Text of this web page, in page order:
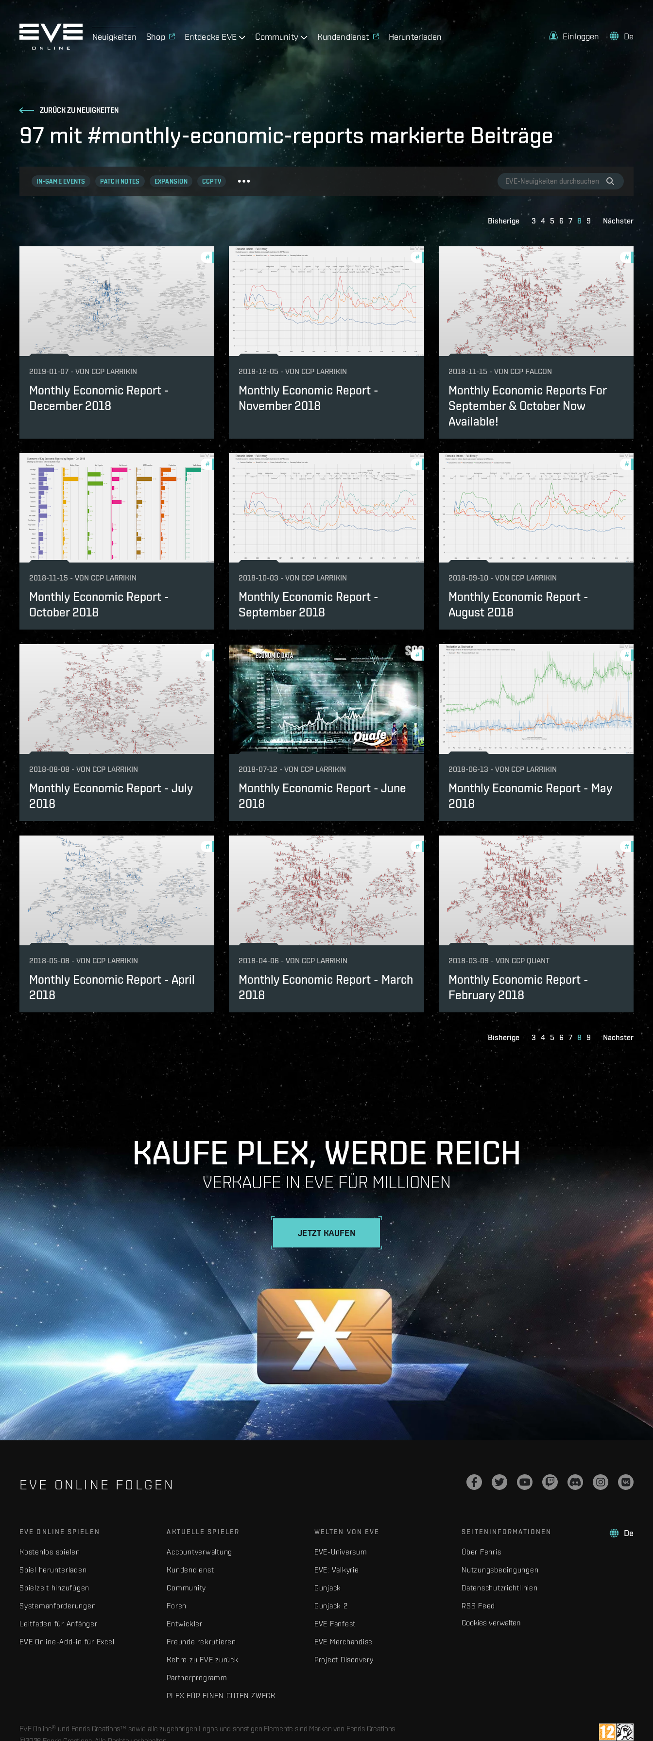
Neuigkeiten Shop Entdecke EVE Community Kundendienst Herunterladen Einloggen De
ZURÜCK ZU NEUIGKEITEN
97 mit #monthly-economic-reports markierte Beiträge
IN-GAME EVENTS PATCH NOTES EXPANSION CCPTV
Bisherige 3 4 5 6 7 8 9 Nächster
# monthly-economic-reports
2019-01-07 - VON CCP LARRIKIN
Monthly Economic Report -
December 2018
#monthly-economic-reports
2018-12-05 -VON CCP LARRIKIN
Monthly Economic Report -
November 2018
#
2018-11-15 - VON CCP FALCON
Monthly Economic Reports For
September & October Now
Available!
# monthly-economic-reports
2018-11-15 - VON CCP LARRIKIN
Monthly Economic Report -
October 2018
#monthly-economic-reports
2018-10-03 -VON CCP LARRIKIN
Monthly Economic Report -
September 2018
#
2018-09-10 - VON CCP LARRIKIN
Monthly Economic Report -
August 2018
# monthly-economic-reports
2018-08-08 - VON CCP LARRIKIN
Monthly Economic Report - July
2018
#monthly-economic-reports
2018-07-12 -VON CCP LARRIKIN
Monthly Economic Report - June
2018
#
2018-06-13 - VON CCP LARRIKIN
Monthly Economic Report - May
2018
# monthly-economic-reports
2018-05-08 - VON CCP LARRIKIN
Monthly Economic Report - April
2018
#monthly-economic-reports
2018-04-06 -VON CCP LARRIKIN
Monthly Economic Report - March
2018
#
2018-03-09 - VON CCP QUANT
Monthly Economic Report -
February 2018
Bisherige 3 4 5 6 7 8 9 Nächster
KAUFE PLEX, WERDE REICH
VERKAUFE IN EVE FÜR MILLIONEN
JETZT KAUFEN
EVE ONLINE FOLGEN
De
EVE ONLINE SPIELEN
Kostenlos spielen
Spiel herunterladen
Spielzeit hinzufügen
Systemanforderungen
Leitfaden für Anfänger
EVE Online-Add-in für Excel
AKTUELLE SPIELER
Accountverwaltung
Kundendienst
Community
Foren
Entwickler
Freunde rekrutieren
Kehre zu EVE zurück
Partnerprogramm
PLEX FÜR EINEN GUTEN ZWECK
WELTEN VON EVE
EVE-Universum
EVE: Valkyrie
Gunjack
Gunjack 2
EVE Fanfest
EVE Merchandise
Project Discovery
SEITENINFORMATIONEN
Über Fenris
Nutzungsbedingungen
Datenschutzrichtlinien
RSS Feed
Cookies verwalten
EVE Online® und Fenris Creations™ sowie alle zugehörigen Logos und sonstigen Elemente sind Marken von Fenris Creations.